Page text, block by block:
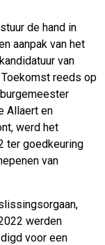
de hand in
aanpak van het
van
reeds op
Allaert en
werd het
ter goedkeuring
van
werden
voor een